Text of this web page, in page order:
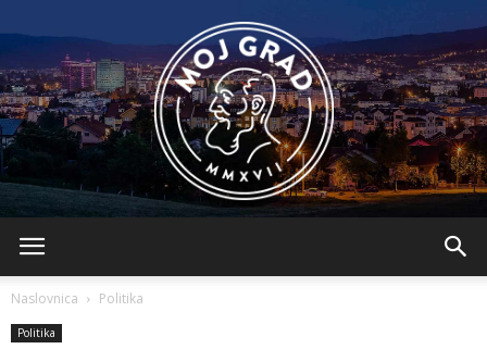
Naslovnica Politika
Politika